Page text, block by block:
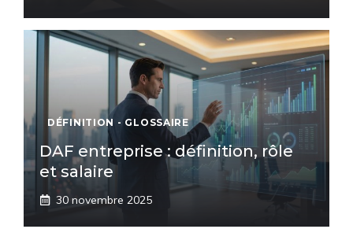
DÉFINITION - GLOSSAIRE
DAF entreprise : définition, rôle
et salaire
30 novembre 2025